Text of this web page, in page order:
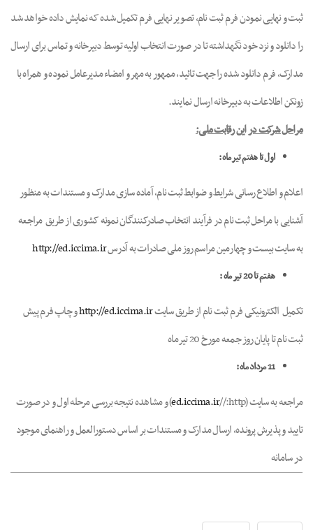
ثبت و نهایی نمودن فرم ثبت نام، تصویر نهایی فرم تکمیل شده که نمایش داده خواهد شد
را دانلود و نزد خود نگهداشته تا در صورت انتخاب اولیه توسط دبیرخانه و تماس برای ارسال
مدارک، فرم دانلود شده را جهت تائید، ممهور به مهر و امضاء مدیرعامل نموده و همراه با
زونکن اطلاعات به دبیرخانه ارسال نمایند.
مراحل شرکت در این رقابت ملی:
اول تا هفتم تیر ماه :
اعلام و اطلاع رسانی شرایط و ضوابط ثبت نام، آماده سازی مدارک و مستندات به منظور
آشنایی با مراحل ثبت نام در فرآیند انتخاب صادرکنندگان نمونه کشوری از طریق مراجعه
به سایت بیست و چهارمین مراسم روز ملی صادرات به آدرسhttp://ed.iccima.ir
هفتم تا 20 تیر ماه :
تکمیل الکترونیکی فرم ثبت نام از طریق سایتhttp://ed.iccima.irو چاپ فرم پیش
ثبت نام تا پایان روز جمعه مورخ 20 تیرماه
11 مرداد ماه :
مراجعه به سایت (http:// ed.iccima.ir) و مشاهده نتیجه بررسی مرحله اول و در صورت
تایید و پذیرش پرونده، ارسال مدارک و مستندات بر اساس دستورالعمل و راهنمای موجود
در سامانه